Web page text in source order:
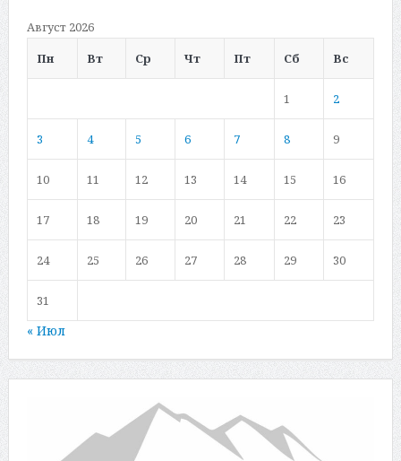
Август 2026
Пн
Вт Ср Чт Пт Сб Вс
1 2
3 4 5 6 7 8 9
10 11 12 13 14 15 16
17 18 19 20 21 22 23
24 25 26 27 28 29 30
31
« Июл